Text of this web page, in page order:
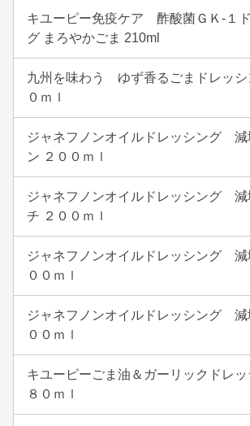
キユーピー免疫ケア 酢酸菌ＧＫ-１
グ まろやかごま 210ml
九州を味わう ゆず香るごまドレッシ
０ｍｌ
ジャネフノンオイルドレッシング 減
ン ２００ｍｌ
ジャネフノンオイルドレッシング 減
チ ２００ｍｌ
ジャネフノンオイルドレッシング 減
００ｍｌ
ジャネフノンオイルドレッシング 減
００ｍｌ
キユーピーごま油＆ガーリックドレッ
８０ｍｌ